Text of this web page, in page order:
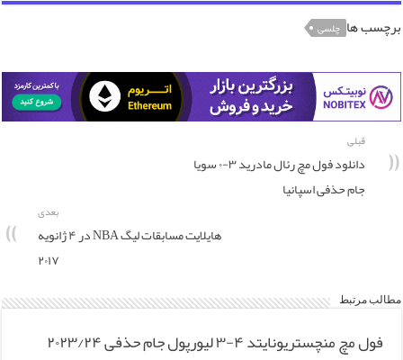
برچسب ها چلسی
قبلی
دانلود فول مچ رئال مادرید ۳-۰ سویا
جام حذفی اسپانیا
بعدی
هایلایت مسابقات لیگ NBA در ۴ ژانویه
۲۰۱۷
مطالب مرتبط
فول مچ منچستریونایتد ۴-۳ لیورپول جام حذفی ۲۰۲۳/۲۴